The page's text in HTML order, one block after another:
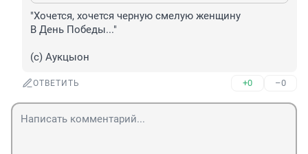
"Хочется, хочется черную смелую женщину
В День Победы..."
(с) Аукцыон
ОТВЕТИТЬ +0 –0